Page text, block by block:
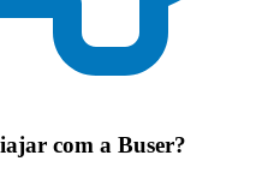
com a Buser?